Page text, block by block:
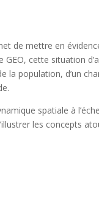
de mettre en
cette situation
la population, d’un
spatiale à
les concepts